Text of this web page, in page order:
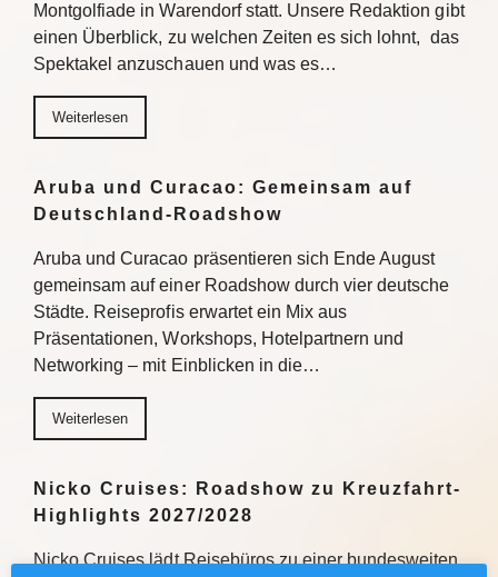
Montgolfiade in Warendorf statt. Unsere Redaktion gibt
einen Überblick, zu welchen Zeiten es sich lohnt, das
Spektakel anzuschauen und was es…
Weiterlesen
Aruba und Curacao: Gemeinsam auf
Deutschland-Roadshow
Aruba und Curacao präsentieren sich Ende August
gemeinsam auf einer Roadshow durch vier deutsche
Städte. Reiseprofis erwartet ein Mix aus
Präsentationen, Workshops, Hotelpartnern und
Networking – mit Einblicken in die…
Weiterlesen
Nicko Cruises: Roadshow zu Kreuzfahrt-
Highlights 2027/2028
Nicko Cruises lädt Reisebüros zu einer bundesweiten